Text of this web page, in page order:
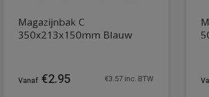
Magazijnbak C
350x213x150mm Blauw
€2.95 €3.57inc. BTW